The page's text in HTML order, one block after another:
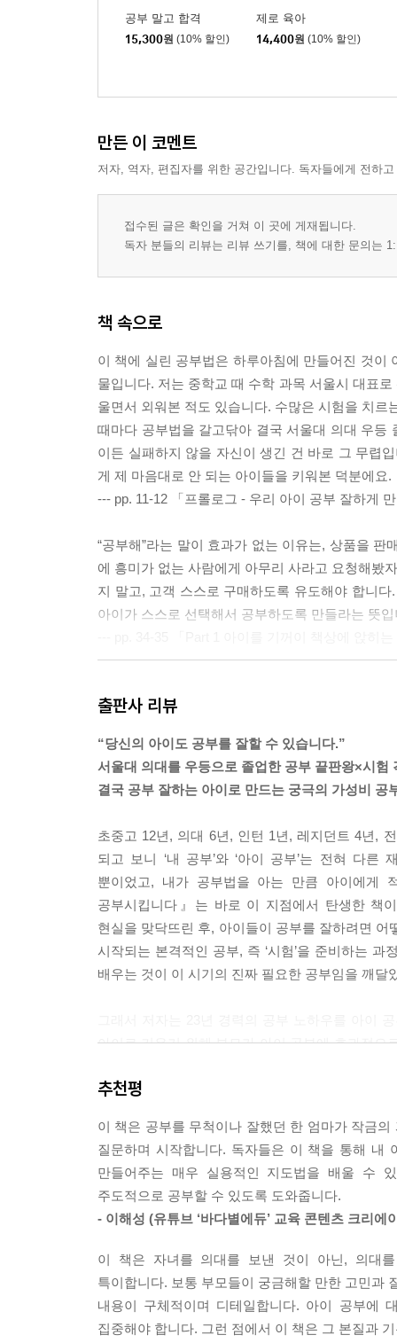
공부 말고 합격
15,300원 (10% 할인)
제로 육아
14,400원 (10% 할인)
만든 이 코멘트
저자, 역자, 편집자를 위한 공간입니다. 독자들에게 전하
접수된 글은 확인을 거쳐 이 곳에 게재됩니다.
독자 분들의 리뷰는 리뷰 쓰기를, 책에 대한 문의는
책 속으로
이 책에 실린 공부법은 하루아침에 만들어진 것이
물입니다. 저는 중학교 때 수학 과목 서울시 대표
울면서 외워본 적도 있습니다. 수많은 시험을 치
때마다 공부법을 갈고닦아 결국 서울대 의대 우등
이든 실패하지 않을 자신이 생긴 건 바로 그 무렵
게 제 마음대로 안 되는 아이들을 키워본 덕분에요.
--- pp. 11-12 「프롤로그 - 우리 아이 공부 잘하게
“공부해”라는 말이 효과가 없는 이유는, 상품을
에 흥미가 없는 사람에게 아무리 사라고 요청해봤
지 말고, 고객 스스로 구매하도록 유도해야 합니
아이가 스스로 선택해서 공부하도록 만들라는 뜻
번 읽고 들어가냐에 따라서 점수가 완전히 다르
니다. 짧은 시간에 많은 양의 공부를 해낼 수 있
반드시 필요합니다. 이어서 자세히 다루겠지만,
때문입니다. 그렇다면 지금 우리 아이에게 어떤
--- pp. 80-81 「Part 2 부모가 절대 놓쳐서는 안 될
이 책을 시작하면서 우리는 ‘학교 공부란 무엇인
학교 공부를 잘한다는 것은 시험에서 좋은 점수
이지요. 즉, 부모가 아이를 공부시키는 1차 목표는
는 것이 이 목표를 달성하는 데 얼마나 도움이 될
부족할까요? 7살 때 덧셈과 뺄셈을 먼저 배워도
서울대 의대에 입학한 후로 꽤 많은 사람들이 저
꾸 의대에만 가려고 하니 큰일이야. 솔직히 의대
지 아닌지 들을 때마다 알 수 없는 말이었지만, 어
실히 알 수 있었습니다. 즉, 머리가 크게 뛰어나지
들이 다들 그러더군요. 시간과 인내심, 그리고 체
낼 수 있습니다.
--- p. 245 「Part 4 시험을 진짜 잘 보는 방법은 따로 있다
출판사 리뷰
“당신의 아이도 공부를 잘할 수 있습니다.”
서울대 의대를 우등으로 졸업한 공부 끝판왕×시험
결국 공부 잘하는 아이로 만드는 궁극의 가성비 공
초중고 12년, 의대 6년, 인턴 1년, 레지던트 4년,
되고 보니 ‘내 공부’와 ‘아이 공부’는 전혀 다른
뿐이었고, 내가 공부법을 아는 만큼 아이에게
공부시킵니다』는 바로 이 지점에서 탄생한 책
현실을 맞닥뜨린 후, 아이들이 공부를 잘하려면
시작되는 본격적인 공부, 즉 ‘시험’을 준비하는
배우는 것이 이 시기의 진짜 필요한 공부임을 깨달
아이로 키우기 위해 부모가 아이 공부에 효과적으
보는 방법까지를 자신의 경험과 주변의 사례 등
공부법을 선물할 것이다.
“23년 경력의 저의 공부 노하우를 아이 공부에 접
6세부터 초6까지, 아이 공부의 명쾌한 해답을 찾고
엄마를 위한 단 한 권의 학습 지침서
[학습 지침 ①]
“서울대 의대 엄마는 공부에 앞서 아이를 먼저 생
아이를 부드럽게 책상에 앉히는 4가지 방법
추천평
이 책은 공부를 무척이나 잘했던 한 엄마가 작금
질문하며 시작합니다. 독자들은 이 책을 통해 내
만들어주는 매우 실용적인 지도법을 배울 수
주도적으로 공부할 수 있도록 도와줍니다.
- 이해성 (유튜브 ‘바다별에듀’ 교육 콘텐츠 크리에
이 책은 자녀를 의대를 보낸 것이 아닌, 의대
특이합니다. 보통 부모들이 궁금해할 만한 고민과
내용이 구체적이며 디테일합니다. 아이 공부에
집중해야 합니다. 그런 점에서 이 책은 그 본질과